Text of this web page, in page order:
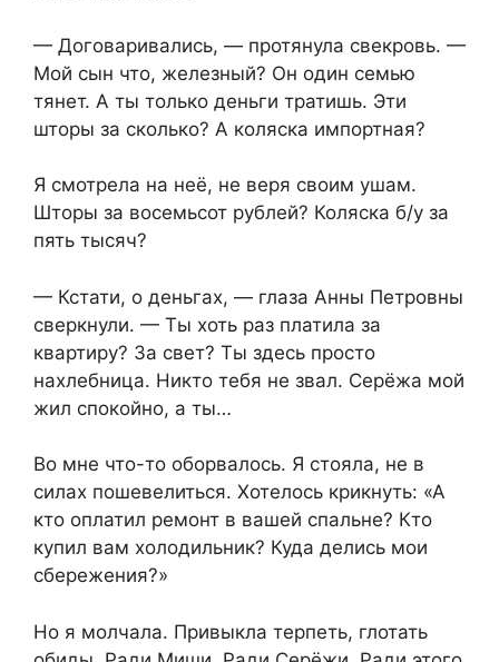
— Договаривались, — протянула свекровь. —
Мой сын что, железный? Он один семью
тянет. А ты только деньги тратишь. Эти
шторы за сколько? А коляска импортная?
Я смотрела на неё, не веря своим ушам.
Шторы за восемьсот рублей? Коляска б/у за
пять тысяч?
— Кстати, о деньгах, — глаза Анны Петровны
сверкнули. — Ты хоть раз платила за
квартиру? За свет? Ты здесь просто
нахлебница. Никто тебя не звал. Серёжа мой
жил спокойно, а ты…
Во мне что-то оборвалось. Я стояла, не в
силах пошевелиться. Хотелось крикнуть: «А
кто оплатил ремонт в вашей спальне? Кто
купил вам холодильник? Куда делись мои
сбережения?»
Но я молчала. Привыкла терпеть, глотать